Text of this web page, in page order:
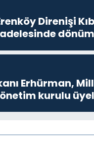
Direnişi
Erhürman,
kurulu